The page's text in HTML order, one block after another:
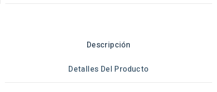
Descripción
Detalles Del Producto